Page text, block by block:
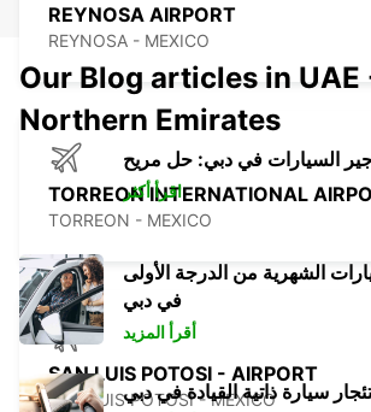
REYNOSA AIRPORT
REYNOSA - MEXICO
TORREON INTERNATIONAL
TORREON - MEXICO
SAN LUIS POTOSI - AIRPORT
SAN LUIS POTOSI - MEXICO
Our Blog articles in UAE
Northern Emirates
السيارات في دبي: حل مريح
اقرأ أكثر
الشهرية من الدرجة الأولى
في دبي
أقرأ المزيد
سيارة ذاتية القيادة في دبي